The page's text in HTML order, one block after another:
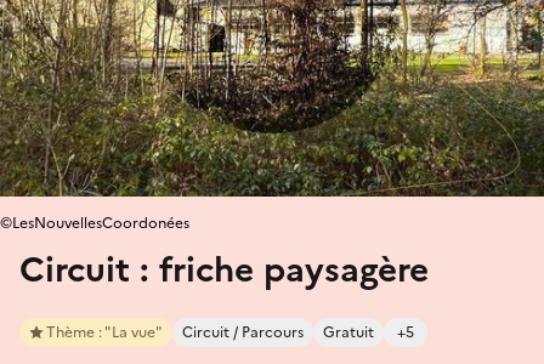
Circuit : friche paysagère
Thème : "La vue" Circuit / Parcours Gratuit +5
©LesNouvellesCoordonées